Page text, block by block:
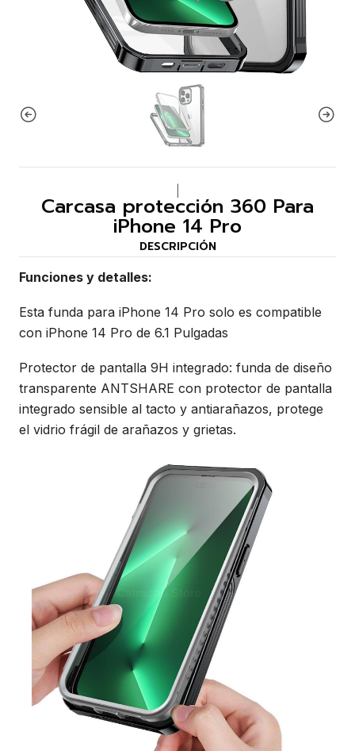
Carcasa protección 360 Para
iPhone 14 Pro
DESCRIPCIÓN
Funciones y detalles:
Esta funda para iPhone 14 Pro solo es compatible
con iPhone 14 Pro de 6.1 Pulgadas
Protector de pantalla 9H integrado: funda de diseño
transparente ANTSHARE con protector de pantalla
integrado sensible al tacto y antiarañazos, protege
el vidrio frágil de arañazos y grietas.